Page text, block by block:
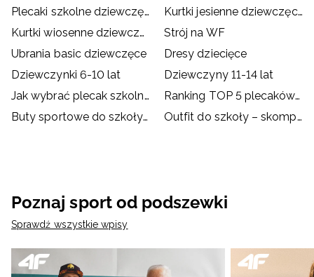
Plecaki szkolne dziewczęce
Kurtki jesienne dziewczęce
Kurtki wiosenne dziewczęce
Strój na WF
Ubrania basic dziewczęce
Dresy dziecięce
Dziewczynki 6-10 lat
Dziewczyny 11-14 lat
Jak wybrać plecak szkolny?
Ranking TOP 5 plecaków szkolnych
Buty sportowe do szkoły – dylemat rodziców i dzieci
Outfit do szkoły – skompletuj go z ubraniami i akcesoriami
Poznaj sport od podszewki
Sprawdź wszystkie wpisy